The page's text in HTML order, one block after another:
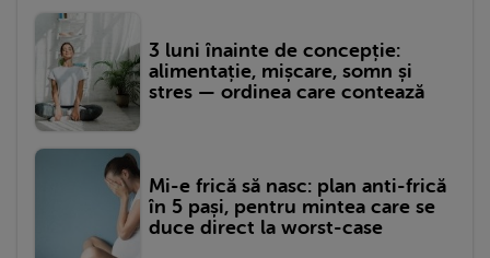
3 luni înainte de concepție:
alimentație, mișcare, somn și
stres — ordinea care contează
Mi-e frică să nasc: plan anti-frică
în 5 pași, pentru mintea care se
duce direct la worst-case